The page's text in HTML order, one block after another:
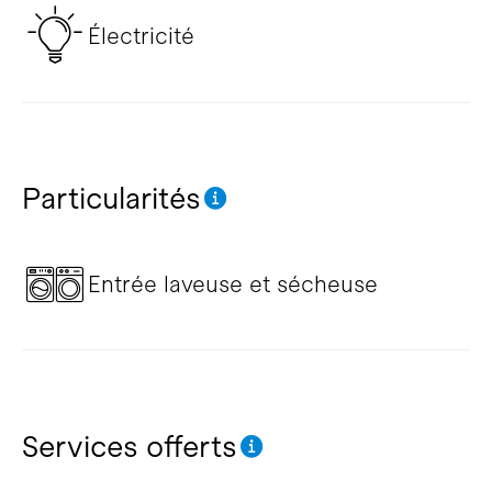
Électricité
Particularités
Entrée laveuse et sécheuse
Services offerts